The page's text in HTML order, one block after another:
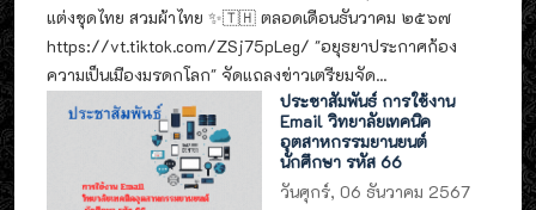
แต่งชุดไทย สวมผ้าไทย ✨🇹🇭 ตลอดเดือนธันวาคม ๒๕๖๗
https://vt.tiktok.com/ZSj75pLeg/ "อยุธยาประกาศก้อง
ความเป็นเมืองมรดกโลก" จัดแถลงข่าวเตรียมจัด...
ประชาสัมพันธ์ การใช้งาน
Email วิทยาลัยเทคนิค
อุตสาหกรรมยานยนต์
นักศึกษา รหัส 66
วันศุกร์, 06 ธันวาคม 2567